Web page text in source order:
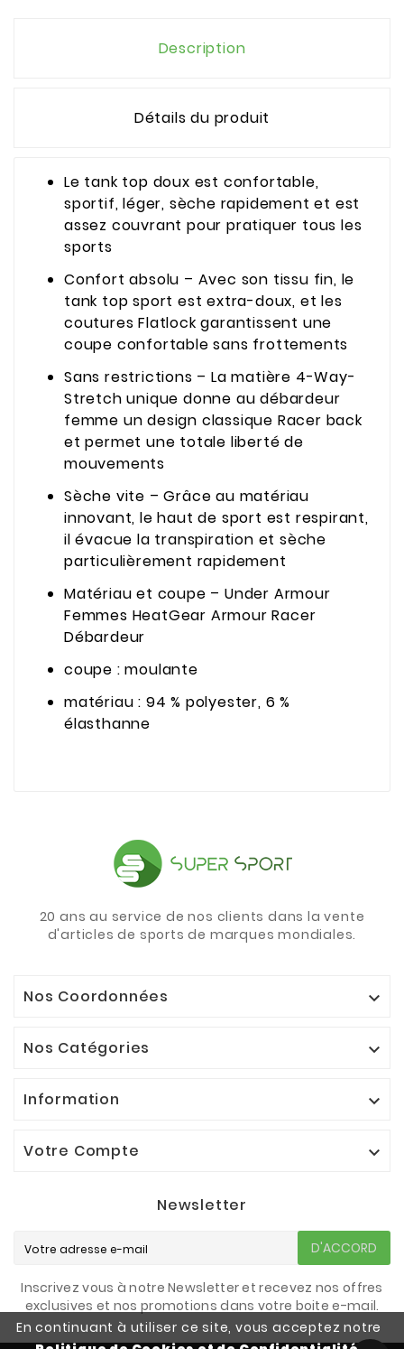
En continuant à utiliser ce site, vous acceptez notre
Description
Détails du produit
Le tank top doux est confortable,
sportif, léger, sèche rapidement et est
assez couvrant pour pratiquer tous les
sports
Confort absolu – Avec son tissu fin, le
tank top sport est extra-doux, et les
coutures Flatlock garantissent une
coupe confortable sans frottements
Sans restrictions – La matière 4-Way-
Stretch unique donne au débardeur
femme un design classique Racer back
et permet une totale liberté de
mouvements
Sèche vite – Grâce au matériau
innovant, le haut de sport est respirant,
il évacue la transpiration et sèche
particulièrement rapidement
Matériau et coupe – Under Armour
Femmes HeatGear Armour Racer
Débardeur
coupe : moulante
matériau : 94 % polyester, 6 %
élasthanne
20 ans au service de nos clients dans la vente
d'articles de sports de marques mondiales.
Nos Coordonnées 
Nos Catégories 
Information 
Votre Compte 
Newsletter
D'ACCORD
Inscrivez vous à notre Newsletter et recevez nos offres
exclusives et nos promotions dans votre boite e-mail.